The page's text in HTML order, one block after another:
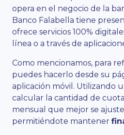
opera en el negocio de la
Banco Falabella tiene
ofrece servicios 100%
línea o a través de
Como mencionamos, para
puedes hacerlo desde su
aplicación móvil. Utilizando
calcular la cantidad de
mensual que mejor se
permitiéndote mantener